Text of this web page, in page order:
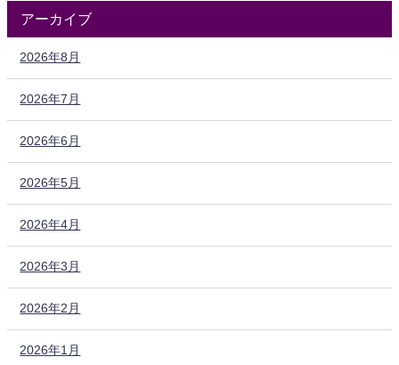
アーカイブ
2026年8月
2026年7月
2026年6月
2026年5月
2026年4月
2026年3月
2026年2月
2026年1月